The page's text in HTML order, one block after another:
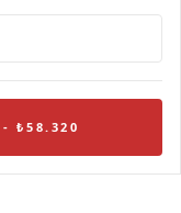
- ₺58.320